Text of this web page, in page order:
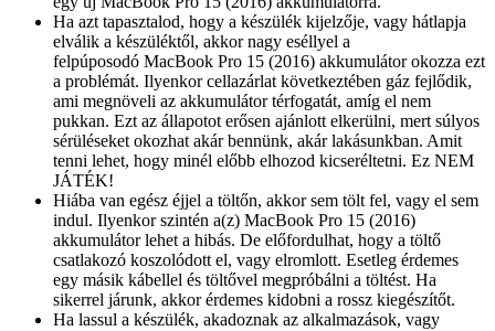
Ha azt tapasztalod, hogy a készülék kijelzője, vagy hátlapja
elválik a készüléktől, akkor nagy eséllyel a
felpúposodó MacBook Pro 15 (2016) akkumulátor okozza ezt
a problémát. Ilyenkor cellazárlat következtében gáz fejlődik,
ami megnöveli az akkumulátor térfogatát, amíg el nem
pukkan. Ezt az állapotot erősen ajánlott elkerülni, mert súlyos
sérüléseket okozhat akár bennünk, akár lakásunkban. Amit
tenni lehet, hogy minél előbb elhozod kicseréltetni. Ez NEM
JÁTÉK!
Hiába van egész éjjel a töltőn, akkor sem tölt fel, vagy el sem
indul. Ilyenkor szintén a(z) MacBook Pro 15 (2016)
akkumulátor lehet a hibás. De előfordulhat, hogy a töltő
csatlakozó koszolódott el, vagy elromlott. Esetleg érdemes
egy másik kábellel és töltővel megpróbálni a töltést. Ha
sikerrel járunk, akkor érdemes kidobni a rossz kiegészítőt.
Ha lassul a készülék, akadoznak az alkalmazások, vagy